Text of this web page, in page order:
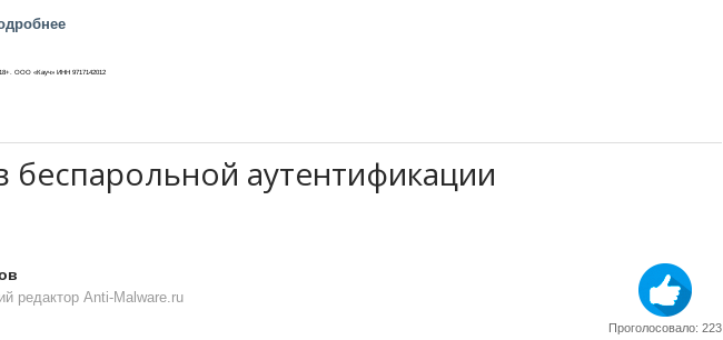
ООО «Кауч» ИНН 9717142012
аутентификации
редактор Anti-Malware.ru
Проголосовало: 223